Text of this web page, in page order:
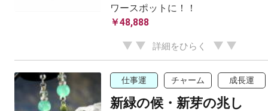
ワースポットに！！
￥48,888
詳細をひらく
仕事運 チャーム 成長運
新緑の候・新芽の兆し